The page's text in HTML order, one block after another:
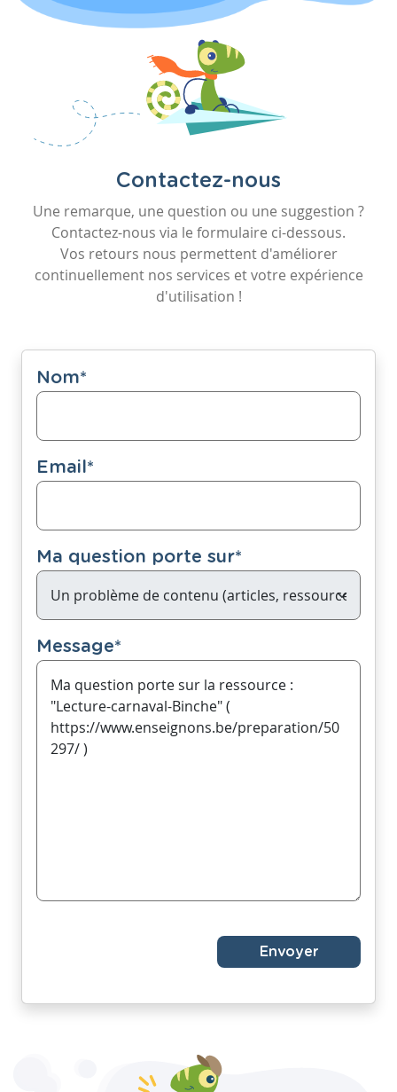
Contactez-nous
Une remarque, une question ou une suggestion ?
Contactez-nous via le formulaire ci-dessous.
Vos retours nous permettent d'améliorer
continuellement nos services et votre expérience
d'utilisation !
Nom*
Email*
Ma question porte sur*
Message*
Envoyer